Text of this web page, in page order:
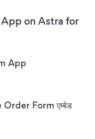
on Astra for
App
Form एम्बेड